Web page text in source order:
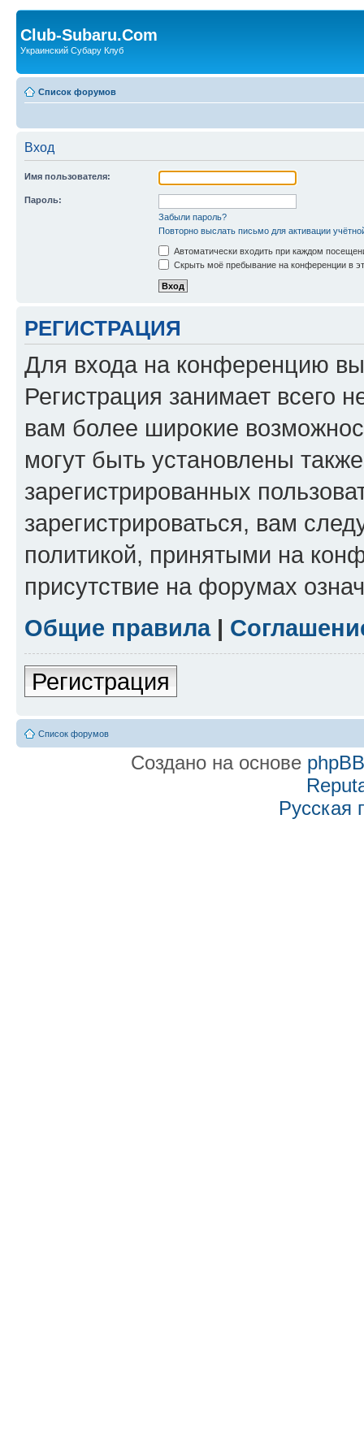
Club-Subaru.Com
Украинский Субару Клуб
Список форумов
Вход
Имя пользователя:
Пароль:
Забыли пароль?
Повторно выслать письмо для активации
Автоматически входить при каждом
Скрыть моё пребывание на конференции в
РЕГИСТРАЦИЯ
Для входа на конференцию
Регистрация занимает всего
вам более широкие
могут быть установлены
зарегистрированных
зарегистрироваться, вам
политикой, принятыми на
присутствие на форумах
Общие правила|
Регистрация
Список форумов
Создано на основе phpBB
Русская